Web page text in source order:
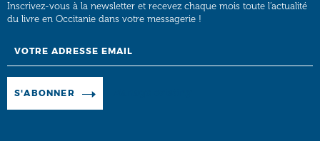
Inscrivez-vous à la newsletter et recevez chaque mois toute l’actualité
du livre en Occitanie dans votre messagerie !
S'ABONNER